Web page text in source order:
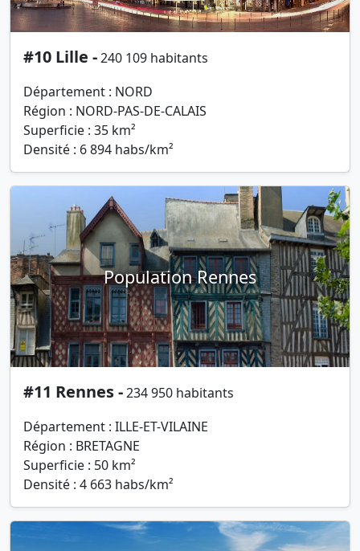
#10 Lille -240 109 habitants
Département : NORD
Région : NORD-PAS-DE-CALAIS
Superficie : 35 km²
Densité : 6 894 habs/km²
Population Rennes
#11 Rennes -234 950 habitants
Département : ILLE-ET-VILAINE
Région : BRETAGNE
Superficie : 50 km²
Densité : 4 663 habs/km²